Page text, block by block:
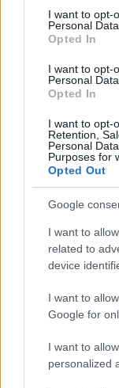
services and may
not limited to your
grant or deny
consent section.
I want to opt-
Personal Data.
Opted In
I want to opt-
Personal
Opted In
I want to opt-
Retention,
Personal
Purposes for
Opted Out
Google
I want to
related to
device
I want to
Google for
I want to
personalized
Deodoranti per
giustificate?